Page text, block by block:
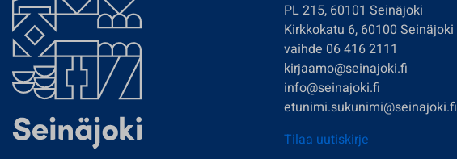
PL 215, 60101 Seinäjoki
Kirkkokatu 6, 60100 Seinäjoki
vaihde 06 416 2111
kirjaamo@seinajoki.fi
info@seinajoki.fi
etunimi.sukunimi@seinajoki.fi
Tilaa uutiskirje